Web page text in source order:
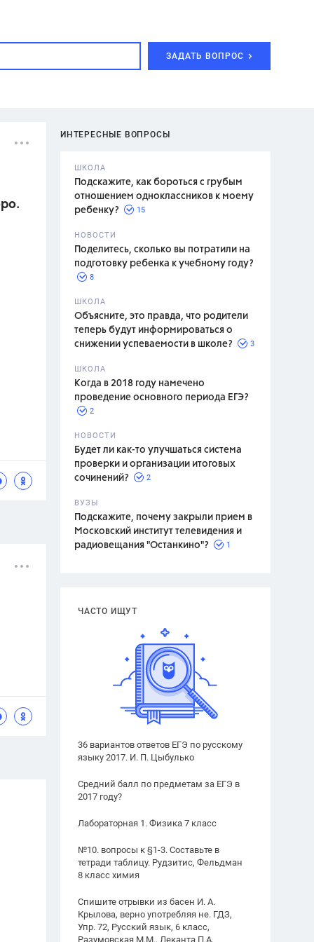
ЗАДАТЬ ВОПРОС
ИНТЕРЕСНЫЕ ВОПРОСЫ
ШКОЛА
Подскажите, как бороться с грубым
отношением одноклассников к моему
ребенку?
15
НОВОСТИ
Поделитесь, сколько вы потратили на
подготовку ребенка к учебному году?
8
ШКОЛА
Объясните, это правда, что родители
теперь будут информироваться о
снижении успеваемости в школе?
3
ШКОЛА
Когда в 2018 году намечено
проведение основного периода ЕГЭ?
2
НОВОСТИ
Будет ли как-то улучшаться система
проверки и организации итоговых
сочинений?
2
ВУЗЫ
Подскажите, почему закрыли прием в
Московский институт телевидения и
радиовещания "Останкино"?
1
ЧАСТО ИЩУТ
36 вариантов ответов ЕГЭ по русскому
языку 2017. И. П. Цыбулько
Средний балл по предметам за ЕГЭ в
2017 году?
Лабораторная 1. Физика 7 класс
№10. вопросы к §1-3. Составьте в
тетради таблицу. Рудзитис, Фельдман
8 класс химия
Спишите отрывки из басен И. А.
Крылова, верно употребляя не. ГДЗ,
Упр. 72, Русский язык, 6 класс,
Разумовская М.М., Леканта П.А.